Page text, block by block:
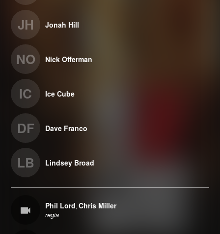
JH Jonah Hill
NO Nick Offerman
IC Ice Cube
DF Dave Franco
LB Lindsey Broad
Phil Lord,Chris Miller
regia